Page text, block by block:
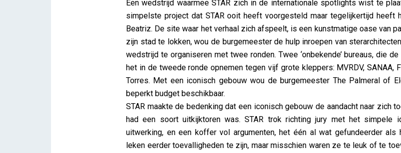
Een wedstrijd waarmee STAR zich in de internationale spotlights wist te
simpelste project dat STAR ooit heeft voorgesteld maar tegelijkertijd heeft
Beatriz. De site waar het verhaal zich afspeelt, is een kunstmatige oase van
zijn stad te lokken, wou de burgemeester de hulp inroepen van
wedstrijd te organiseren met twee ronden. Twee ‘onbekende’ bureaus, die
het in de tweede ronde opnemen tegen vijf grote kleppers: MVRDV, SANAA,
Torres. Met een iconisch gebouw wou de burgemeester The Palmeral of
beperkt budget beschikbaar.
STAR maakte de bedenking dat een iconisch gebouw de aandacht naar zich
had een soort uitkijktoren was. STAR trok richting jury met het simpele
uitwerking, en een koffer vol argumenten, het één al wat gefundeerder als
leken eerder toevalligheden te zijn, maar misschien waren ze te leuk of te